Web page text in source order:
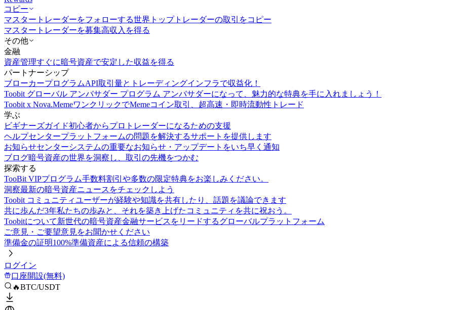
コピー
マスタートレーダーをフォローする世界トップトレーダーの取引をコピー
マスタートレーダーを募集高収入を得る
その他
金融
資産管理すぐに暗号資産で安定した収益を得る
パートナーシップ
ブローカープログラムAPI取引量とトレーディングインフラで収益化！
Toobit グローバル アンバサダー プログラム アンバサダーになって、魅力的な特典を手に入れましょう！
Toobit x Nova.MemeワンクリックでMemeコイン取引、超高速・即時流動性トレード
学ぶ
ビギナーズガイド初心者からプロトレーダーになるための支援
ヘルプセンタープラットフォームの問題を解決するサポートを提供します
お知らせセンターシステムの重要なお知らせ・アップデートをいち早く通知
ブログ暗号資産の世界を洞察し、取引の先機をつかむ
探索する
TooBit VIPプログラム手数料割引や多数の限定特典をお楽しみください。
洞察最新の暗号資産ニュースをチェックしよう
Toobit コミュニティユーザーが経験や知識を共有したり、話題を議論できます
共に歩んだ3年私たちの歩みと、それを築き上げたコミュニティを共に祝おう。
Toobitについて新世代の暗号資産金融サービスをリードするグローバルプラットフォーム
ご意見・ご要望意見をお聞かせください
準備金の証明100%準備資産による信頼の構築
ログイン
口座開設(無料)
🔥BTC/USDT